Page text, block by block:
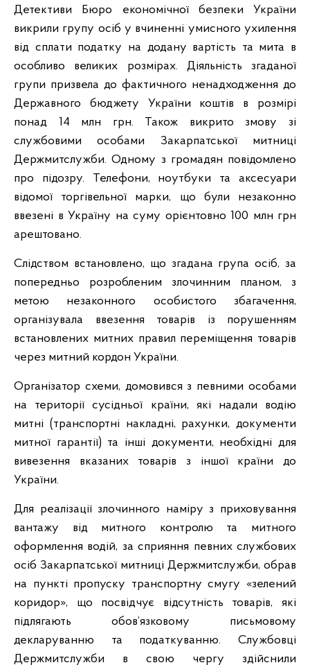
Детективи Бюро економічної безпеки України
викрили групу осіб у вчиненні умисного ухилення
від сплати податку на додану вартість та мита в
особливо великих розмірах. Діяльність згаданої
групи призвела до фактичного ненадходження до
Державного бюджету України коштів в розмірі
понад 14 млн грн. Також викрито змову зі
службовими особами Закарпатської митниці
Держмитслужби. Одному з громадян повідомлено
про підозру. Телефони, ноутбуки та аксесуари
відомої торгівельної марки, що були незаконно
ввезені в Україну на суму орієнтовно 100 млн грн
арештовано.
Слідством встановлено, що згадана група осіб, за
попередньо розробленим злочинним планом, з
метою незаконного особистого збагачення,
організувала ввезення товарів із порушенням
встановлених митних правил переміщення товарів
через митний кордон України.
Організатор схеми, домовився з певними особами
на території сусідньої країни, які надали водію
митні (транспортні накладні, рахунки, документи
митної гарантії) та інші документи, необхідні для
вивезення вказаних товарів з іншої країни до
України.
Для реалізації злочинного наміру з приховування
вантажу від митного контролю та митного
оформлення водій, за сприяння певних службових
осіб Закарпатської митниці Держмитслужби, обрав
на пункті пропуску транспортну смугу «зелений
коридор», що посвідчує відсутність товарів, які
підлягають обов’язковому письмовому
декларуванню та податкуванню. Службовці
Держмитслужби в свою чергу здійснили